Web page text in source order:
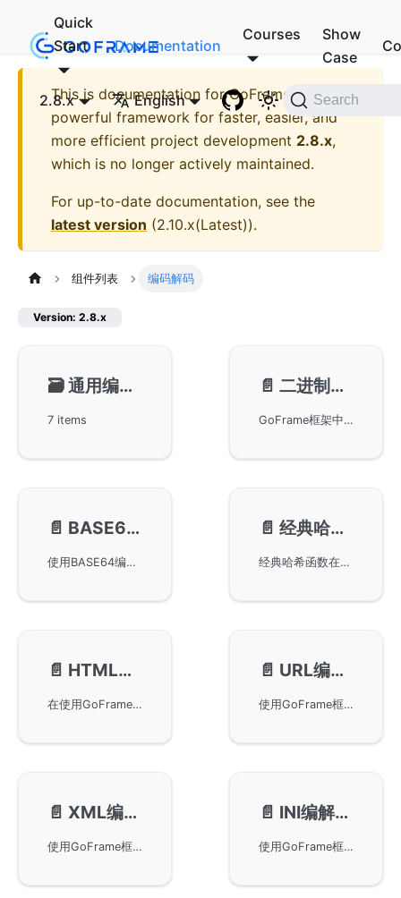
Quick
Start
Documentation
Courses
Show
Case
2.8.x English Search
This is documentation forGoFrame - A
powerful framework for faster, easier, and
more efficient project development 2.8.x,
which is no longer actively maintained.
For up-to-date documentation, see the
latest version (2.10.x(Latest)).
组件列表 编码解码
Version: 2.8.x
🗃️通用编解码-gjson
7 items
📄️ 二进制编解码-gbinary
GoFrame框架中的gbinary包提供了用于二进制数据与各种数据类型之间转换的编解码功能，广泛应用于网络通信和数据文件操作。支持对整型数据进行按位精准处理，并提供了一系列编码和解码接口，以确保数据在不同类型和平台间的高效转换。
📄️ BASE64编解码-gbase64
使用BASE64编解码功能，基于GoFrame框架的gbase64包，提供编码和解码方法。通过GitHub链接和接口文档了解更多，适用于Go语言开发者的实用组件。
📄️ 经典哈希函数-ghash
经典哈希函数在Go语言中的实现，并提供了用于uint32及uint64类型的哈希函数的使用方式。通过GoFrame框架，用户可以更高效地实现哈希功能，文档中包括了详细的接口文档和基准测试结果，帮助用户优化和理解编码性能。同时，通过简单的重复性测试，展示了不同哈希函数的特性和表现。
📄️ HTML编解码-ghtml
在使用GoFrame框架构建的项目中进行HTML编码和解析。通过引入相关包，可以轻松对HTML内容进行处理。文末提供了官方接口文档的链接，进一步帮助开发者理解和使用。
📄️ URL编解码-gurl
使用GoFrame框架中的gurl包进行URL编解码操作，包括如何构建URL参数、对URL参数进行编码和解码，以及如何解析URL以获取其不同组件。这些功能对于在Go语言中进行网络编程和数据传输时非常有用，适合有类似需求的开发者参考。
📄️ XML编解码-gxml
使用GoFrame框架中的gxml进行XML数据格式的编码和解析。提供了gxml库的基本使用方法以及相关接口文档的链接，帮助开发者在Go语言项目中轻松处理XML数据。具体实现包括import语句与gxml库的调用示例。
📄️ INI编解码-gini
使用GoFrame框架进行INI数据格式的编码和解析的方法。详细解释了如何通过GoFrame框架中的gini包进行INI的编解码，并提供了相关的接口文档链接，方便开发者查阅。